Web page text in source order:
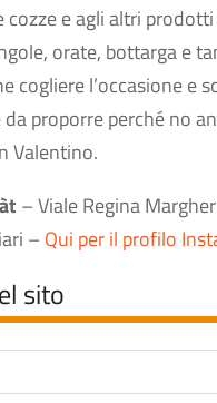
cozze e agli altri
orate, bottarga e
cogliere l’occasione e
proporre perché no
Valentino.
– Viale Regina
– Qui per il profilo
sito